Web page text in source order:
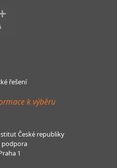
řešení
k výběru
České republiky
podpora
1